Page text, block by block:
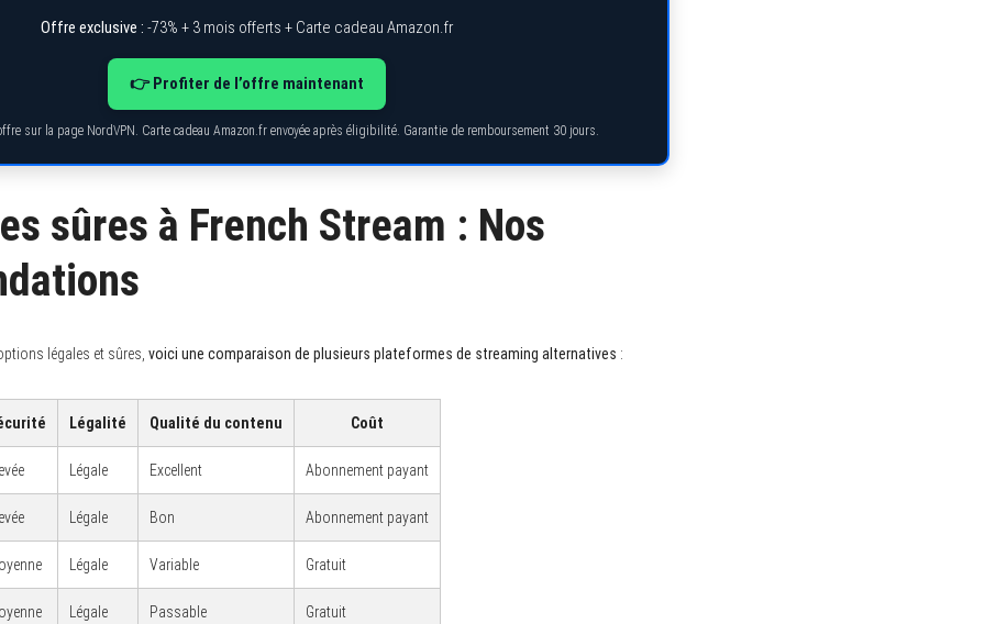
Offre exclusive : -73% + 3 mois offerts + Carte cadeau Amazon.fr
👉 Profiter de l’offre maintenant
sur la page NordVPN. Carte cadeau Amazon.fr envoyée après éligibilité. Garantie de remboursement 30 jours.
sûres à French Stream : Nos
légales et sûres, voici une comparaison de plusieurs plateformes de streaming alternatives :
Légalité Qualité du contenu Coût
Légale Excellent Abonnement payant
Légale Bon Abonnement payant
Légale Variable Gratuit
Légale Passable Gratuit